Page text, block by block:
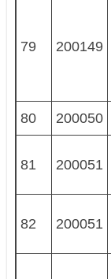
79 200149
80 200050
81 200051
82 200051